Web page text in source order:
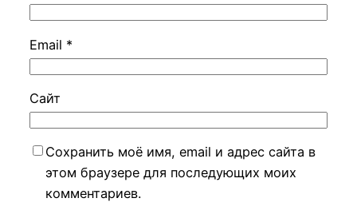
Email *
Сайт
Сохранить моё имя, email и адрес сайта в
этом браузере для последующих моих
комментариев.